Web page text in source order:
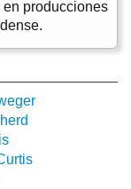
producciones